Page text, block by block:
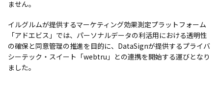
ません。
イルグルムが提供するマーケティング効果測定プラットフォーム
「アドエビス」では、パーソナルデータの利活用における透明性
の確保と同意管理の推進を目的に、DataSignが提供するプライバ
シーテック・スイート「webtru」との連携を開始する運びとなり
ました。